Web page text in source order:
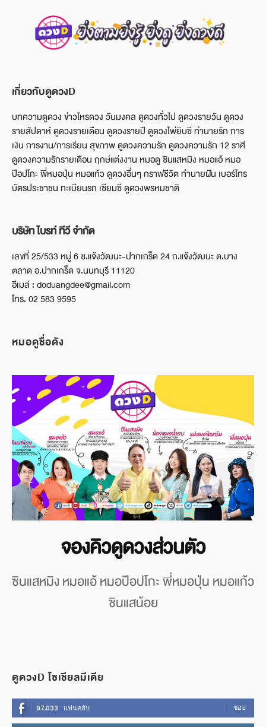
เกี่ยวกับดูดวงD
บทความดูดวง ข่าวโหรดวง วันมงคล ดูดวงทั่วไป ดูดวงรายวัน ดูดวง
รายสัปดาห์ ดูดวงรายเดือน ดูดวงรายปี ดูดวงไพ่ยิบซี ทำนายรัก การ
เงิน การงาน/การเรียน สุขภาพ ดูดวงความรัก ดูดวงความรัก 12 ราศี
ดูดวงความรักรายเดือน ฤกษ์แต่งงาน หมอดู ซินแสหมิง หมอแอ้ หมอ
ป๊อปโกะ พี่หมอปุ่น หมอแก้ว ดูดวงอื่นๆ กราฟชีวิต ทำนายฝัน เบอร์โทร
บัตรประชาชน ทะเบียนรถ เซียมซี ดูดวงพรหมชาติ
บริษัท ไบรท์ ทีวี จำกัด
เลขที่ 25/533 หมู่ 6 ซ.แจ้งวัฒนะ-ปากเกร็ด 24 ถ.แจ้งวัฒนะ ต.บาง
ตลาด อ.ปากเกร็ด จ.นนทบุรี 11120
อีเมล์ : doduangdee@gmail.com
โทร. 02 583 9595
หมอดูชื่อดัง
จองคิวดูดวงส่วนตัว
ซินแสหมิง หมอแอ้ หมอป๊อปโกะ พี่หมอปุ่น หมอแก้ว
ซินแสน้อย
ดูดวงD โซเชียลมีเดีย
97,033 แฟนคลับ ชอบ